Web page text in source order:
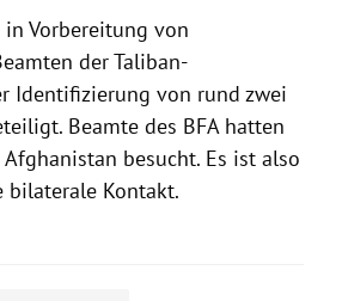
Vorbereitung von
der Taliban-
Identifizierung von rund zwei
Beamte des BFA hatten
besucht. Es ist also
bilaterale Kontakt.